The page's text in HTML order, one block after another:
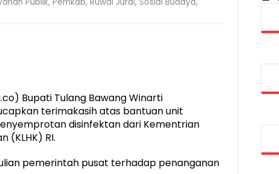
Tinjau Penanganan Korban KM Mutiara Sentosa II di RS PHC Surabaya
KM Mutiara Sentosa II di Perairan Sumenep
Roadshow Lampung 2026, Dorong Kolaborasi Industri Kreatif dan
Bupati Tulang Bawang Winarti
terimakasih atas bantuan unit
disinfektan dari Kementrian
(KLHK) RI.
pemerintah pusat terhadap penanganan